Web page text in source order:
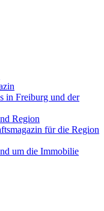
in Freiburg und der
Region
für die Region
um die Immobilie